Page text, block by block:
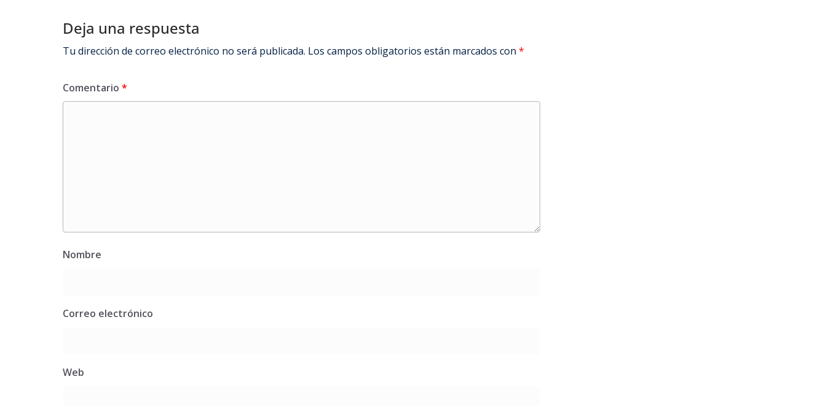
Deja una respuesta
Tu dirección de correo electrónico no será publicada. Los campos obligatorios están marcados con *
Comentario *
Nombre
Correo electrónico
Web